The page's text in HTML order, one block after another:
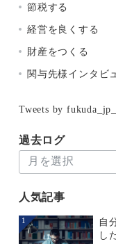
節税する
経営を良くする
財産をつくる
関与先様インタビ
Tweets by
過去ログ
去
グ
人気記事
1
自
し